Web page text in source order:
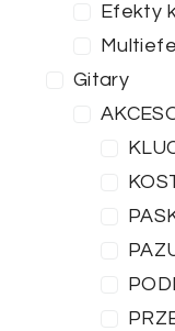
Efekty
Gitary